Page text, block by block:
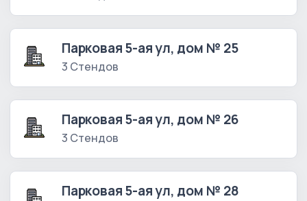
Парковая 5-ая ул, дом № 25
3 Стендов
Парковая 5-ая ул, дом № 26
3 Стендов
Парковая 5-ая ул, дом № 28